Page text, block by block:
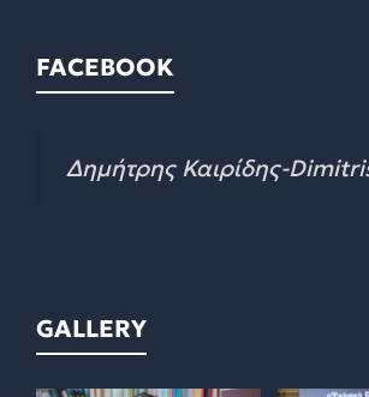
FACEBOOK
Δημήτρης Καιρίδης-
GALLERY